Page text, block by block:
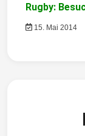
g
a
Rugby:
15. Mai 2014